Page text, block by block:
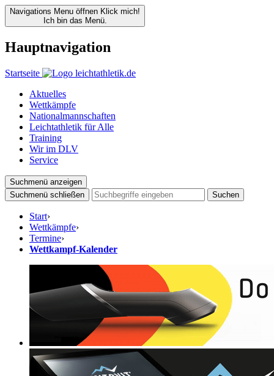
Navigations Menu öffnen Klick mich!
Ich bin das Menü.
Hauptnavigation
Startseite
Aktuelles
Wettkämpfe
Nationalmannschaften
Leichtathletik für Alle
Training
Wir im DLV
Service
Suchmenü anzeigen
Suchmenü schließen
Suchen
Start›
Wettkämpfe›
Termine›
Wettkampf-Kalender